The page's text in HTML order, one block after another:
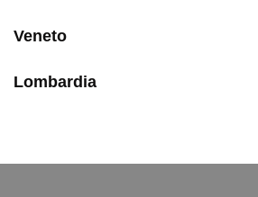
Veneto
Lombardia